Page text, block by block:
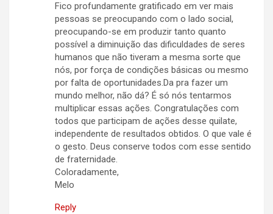
Fico profundamente gratificado em ver mais
pessoas se preocupando com o lado social,
preocupando-se em produzir tanto quanto
possível a diminuição das dificuldades de seres
humanos que não tiveram a mesma sorte que
nós, por força de condições básicas ou mesmo
por falta de oportunidades.Da pra fazer um
mundo melhor, não dá? É só nós tentarmos
multiplicar essas ações. Congratulações com
todos que participam de ações desse quilate,
independente de resultados obtidos. O que vale é
o gesto. Deus conserve todos com esse sentido
de fraternidade.
Coloradamente,
Melo
Reply